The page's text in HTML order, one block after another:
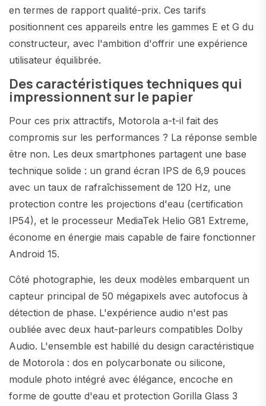
en termes de rapport qualité-prix. Ces tarifs
positionnent ces appareils entre les gammes E et G du
constructeur, avec l'ambition d'offrir une expérience
utilisateur équilibrée.
Des caractéristiques techniques qui
impressionnent sur le papier
Pour ces prix attractifs, Motorola a-t-il fait des
compromis sur les performances ? La réponse semble
être non. Les deux smartphones partagent une base
technique solide : un grand écran IPS de 6,9 pouces
avec un taux de rafraîchissement de 120 Hz, une
protection contre les projections d'eau (certification
IP54), et le processeur MediaTek Helio G81 Extreme,
économe en énergie mais capable de faire fonctionner
Android 15.
Côté photographie, les deux modèles embarquent un
capteur principal de 50 mégapixels avec autofocus à
détection de phase. L'expérience audio n'est pas
oubliée avec deux haut-parleurs compatibles Dolby
Audio. L'ensemble est habillé du design caractéristique
de Motorola : dos en polycarbonate ou silicone,
module photo intégré avec élégance, encoche en
forme de goutte d'eau et protection Gorilla Glass 3